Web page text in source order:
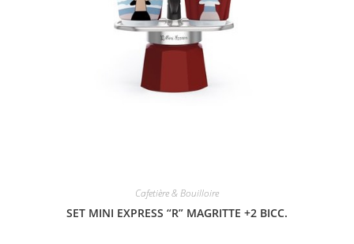
Cafetière & Bouilloire
SET MINI EXPRESS “R” MAGRITTE +2 BICC.